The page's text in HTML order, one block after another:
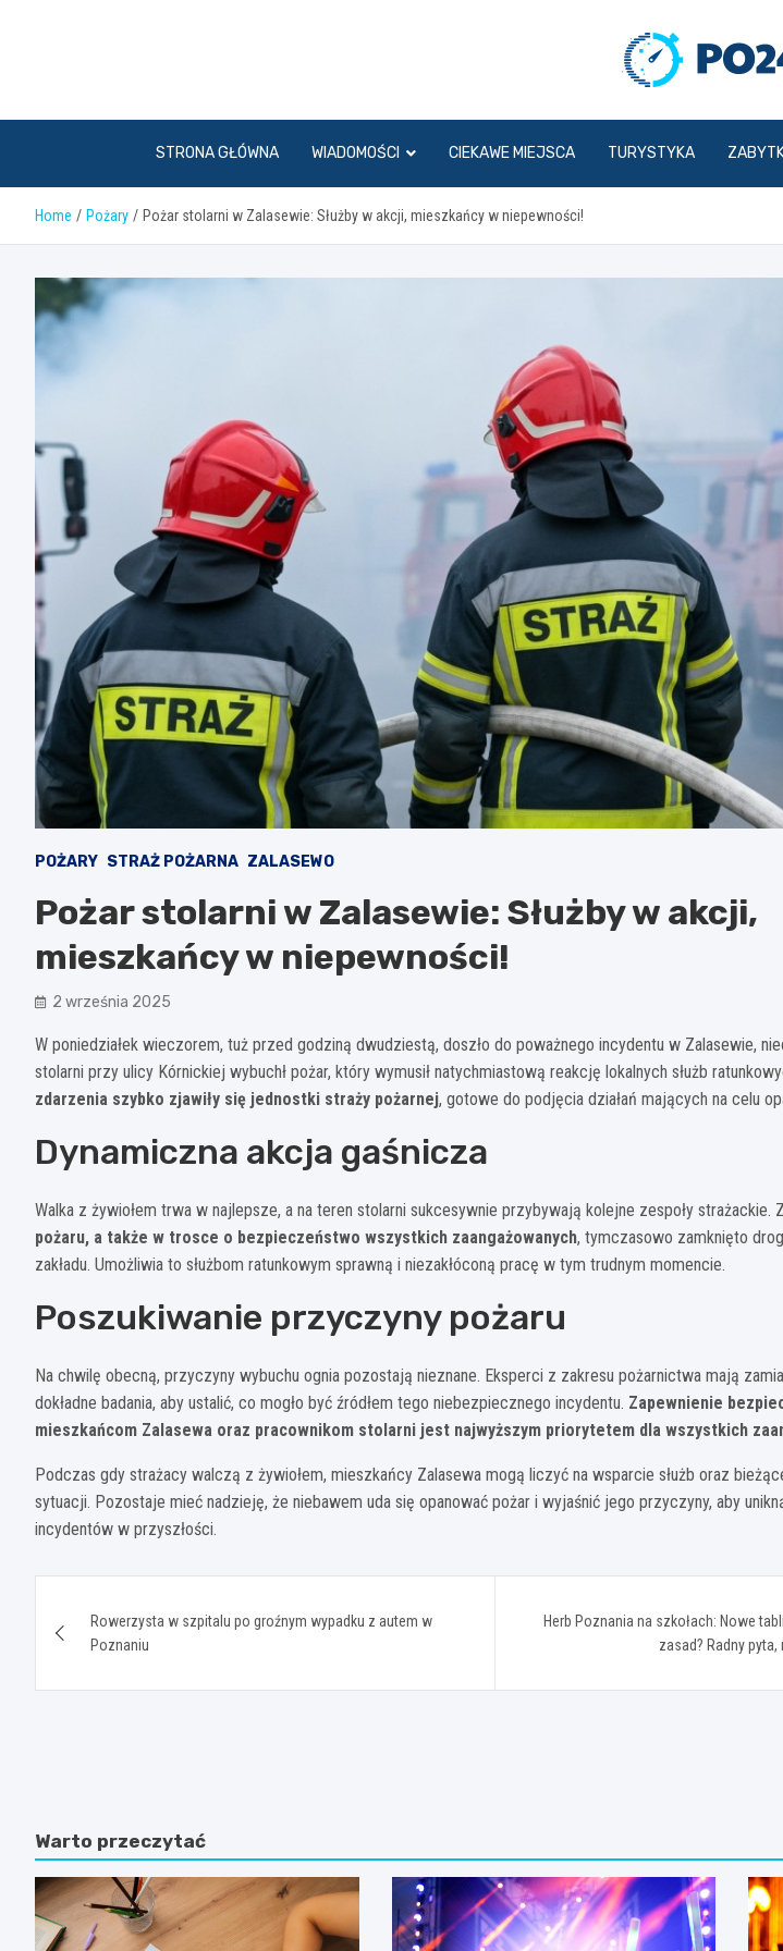
STRONA GŁÓWNA WIADOMOŚCI CIEKAWE MIEJSCA TURYSTYKA
Home Pożary Pożar stolarni w Zalasewie: Służby w akcji, mieszkańcy w niepewności!
POŻARY STRAŻ POŻARNA ZALASEWO
Pożar stolarni w Zalasewie: Służby w akcji,
mieszkańcy w niepewności!
2 września 2025
W poniedziałek wieczorem, tuż przed godziną dwudziestą, doszło do poważnego incydentu w Zalasewie,
stolarni przy ulicy Kórnickiej wybuchł pożar, który wymusił natychmiastową reakcję lokalnych służb
zdarzenia szybko zjawiły się jednostki straży pożarnej, gotowe do podjęcia działań mających na celu
Dynamiczna akcja gaśnicza
Walka z żywiołem trwa w najlepsze, a na teren stolarni sukcesywnie przybywają kolejne zespoły strażackie.
pożaru, a także w trosce o bezpieczeństwo wszystkich zaangażowanych, tymczasowo zamknięto
zakładu. Umożliwia to służbom ratunkowym sprawną i niezakłóconą pracę w tym trudnym momencie.
Poszukiwanie przyczyny pożaru
Na chwilę obecną, przyczyny wybuchu ognia pozostają nieznane. Eksperci z zakresu pożarnictwa mają
dokładne badania, aby ustalić, co mogło być źródłem tego niebezpiecznego incydentu. Zapewnienie
mieszkańcom Zalasewa oraz pracownikom stolarni jest najwyższym priorytetem dla wszystkich
Podczas gdy strażacy walczą z żywiołem, mieszkańcy Zalasewa mogą liczyć na wsparcie służb oraz
sytuacji. Pozostaje mieć nadzieję, że niebawem uda się opanować pożar i wyjaśnić jego przyczyny, aby
incydentów w przyszłości.
wpisuRowerzysta w szpitalu po groźnym wypadku z autem w
Poznaniu
Herb Poznania na szkołach: Nowe
zasad? Radny
Warto przeczytać